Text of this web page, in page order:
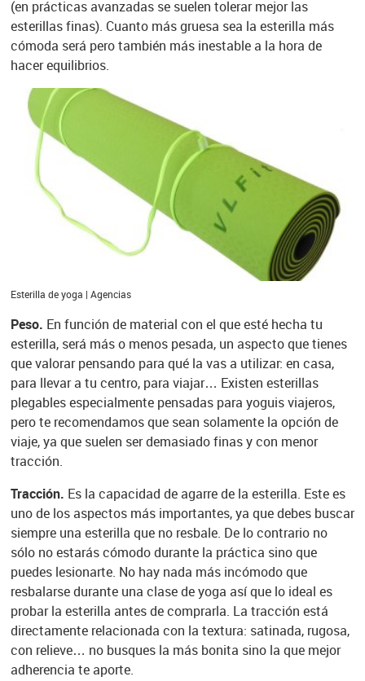
(en prácticas avanzadas se suelen tolerar mejor las
esterillas finas). Cuanto más gruesa sea la esterilla más
cómoda será pero también más inestable a la hora de
hacer equilibrios.
Esterilla de yoga | Agencias
Peso. En función de material con el que esté hecha tu
esterilla, será más o menos pesada, un aspecto que tienes
que valorar pensando para qué la vas a utilizar: en casa,
para llevar a tu centro, para viajar… Existen esterillas
plegables especialmente pensadas para yoguis viajeros,
pero te recomendamos que sean solamente la opción de
viaje, ya que suelen ser demasiado finas y con menor
tracción.
Tracción. Es la capacidad de agarre de la esterilla. Este es
uno de los aspectos más importantes, ya que debes buscar
siempre una esterilla que no resbale. De lo contrario no
sólo no estarás cómodo durante la práctica sino que
puedes lesionarte. No hay nada más incómodo que
resbalarse durante una clase de yoga así que lo ideal es
probar la esterilla antes de comprarla. La tracción está
directamente relacionada con la textura: satinada, rugosa,
con relieve… no busques la más bonita sino la que mejor
adherencia te aporte.